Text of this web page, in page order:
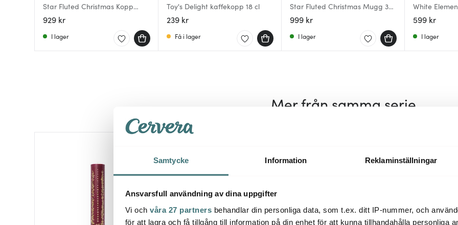
Samtycke Information Reklaminställningar
Ansvarsfull användning av dina uppgifter
Vi och våra 27 partners behandlar din personliga data, som t.ex. ditt IP-nummer, och
för att lagra och få tillgång till information på din enhet för att kunna tillhandahålla personliga
Star Fluted Christmas Kopp
med Fat 27 cl
929 kr
I lager
Toy's Delight kaffekopp 18 cl
239 kr
Få i lager
Star Fluted Christmas Mugg 36
cl 2-pack
999 kr
I lager
White
handtag
599 kr
I lager
Mer från samma serie